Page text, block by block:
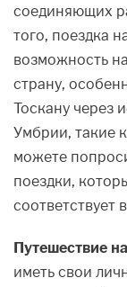
соединяющих
того, поездка
возможность
страну,
Тоскану через
Умбрии, такие
можете
поездки,
соответствует
Путешествие
иметь свои